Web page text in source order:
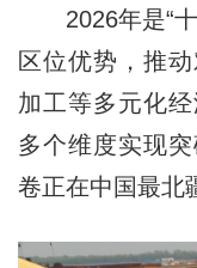
2026年是“
区位优势，推
加工等多元化
多个维度实现
卷正在中国最北